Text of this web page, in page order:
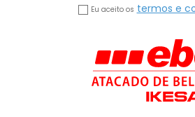
Eu aceito os termos e